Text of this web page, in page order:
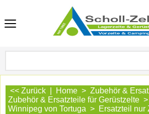
<< Zurück Home > Zubehör &
Zubehör & Ersatzteile für Gerüstzelte >
Winnipeg von Tortuga > Ersatzteil nur